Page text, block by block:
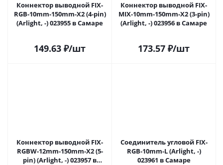
Коннектор выводной FIX-
RGB-10mm-150mm-X2 (4-pin)
(Arlight, -) 023955 в Самаре
149.63 ₽/шт
Коннектор выводной FIX-
MIX-10mm-150mm-X2 (3-pin)
(Arlight, -) 023956 в Самаре
173.57 ₽/шт
Коннектор выводной FIX-
RGBW-12mm-150mm-X2 (5-
pin) (Arlight, -) 023957 в
Соединитель угловой FIX-
RGB-10mm-L (Arlight, -)
023961 в Самаре